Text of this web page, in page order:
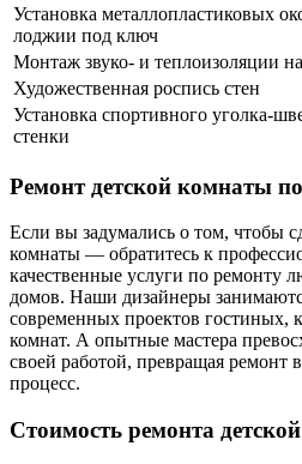
Установка металлопластиковых
лоджии под ключ
Монтаж звуко- и теплоизоляции
Художественная роспись стен
Установка спортивного уголка-
стенки
Ремонт детской комнаты
Если вы задумались о том, чтобы
комнаты — обратитесь к
качественные услуги по ремонту
домов. Наши дизайнеры
современных проектов гостиных,
комнат. А опытные мастера
своей работой, превращая ремонт
процесс.
Стоимость ремонта